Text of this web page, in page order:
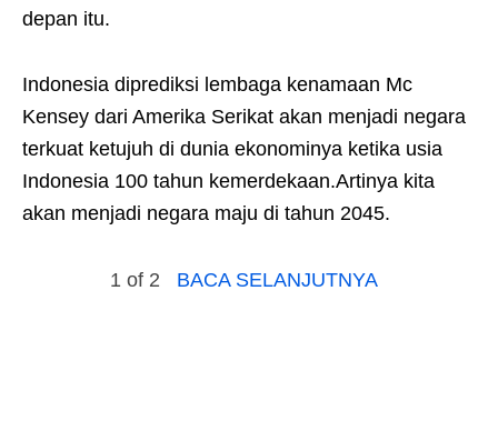
depan itu.
Indonesia diprediksi lembaga kenamaan Mc
Kensey dari Amerika Serikat akan menjadi negara
terkuat ketujuh di dunia ekonominya ketika usia
Indonesia 100 tahun kemerdekaan.Artinya kita
akan menjadi negara maju di tahun 2045.
1 of 2 BACA SELANJUTNYA